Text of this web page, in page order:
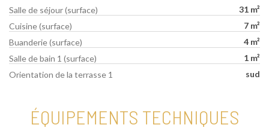
Salle de séjour (surface)
31 m²
Cuisine (surface)
7 m²
Buanderie (surface)
4 m²
Salle de bain 1 (surface)
1 m²
Orientation de la terrasse 1
sud
ÉQUIPEMENTS TECHNIQUES